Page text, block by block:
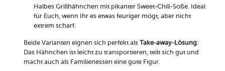
Halbes Grillhähnchen mit pikanter Sweet-Chili-Soße. Ideal
für Euch, wenn Ihr es etwas feuriger mögt, aber nicht
extrem scharf.
Beide Varianten eignen sich perfekt als Take-away-Lösung:
Das Hähnchen ist leicht zu transportieren, teilt sich gut und
macht auch als Familienessen eine gute Figur.